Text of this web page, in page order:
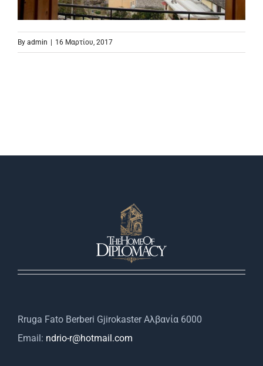
By admin | 16 Μαρτίου, 2017
Rruga Fato Berberi Gjirokaster Αλβανία 6000
Email: ndrio-r@hotmail.com